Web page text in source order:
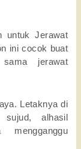
untuk Jerawat
ini cocok buat
jerawat
Letaknya di
alhasil